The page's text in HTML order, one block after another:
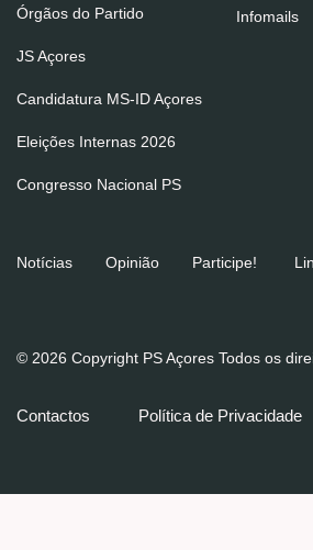
Órgãos do Partido
JS Açores
Candidatura MS-ID Açores
Eleições Internas 2026
Congresso Nacional PS
Infomails
Notícias Opinião Participe!
© 2026 Copyright PS Açores Todos os
Contactos Política de Privacidade